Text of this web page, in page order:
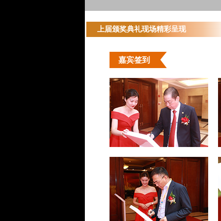
上届颁奖典礼现场精彩呈现
嘉宾签到